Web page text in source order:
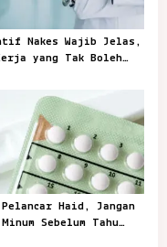
Nakes Wajib Jelas,
yang Tak Boleh
Haid, Jangan
Sebelum Tahu